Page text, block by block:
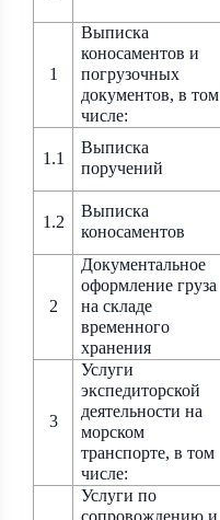
1
Выписка
коносаментов и
погрузочных
документов, в том
числе:
1.1
Выписка
поручений
1.2
Выписка
коносаментов
2
Документальное
оформление груза
на складе
временного
хранения
3
Услуги
экспедиторской
деятельности на
морском
транспорте, в том
числе:
Услуги по
сопровождению и